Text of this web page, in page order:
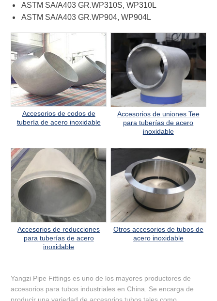
ASTM SA/A403 GR.WP310S, WP310L
ASTM SA/A403 GR.WP904, WP904L
Accesorios de codos de
tubería de acero inoxidable
Accesorios de uniones Tee
para tuberías de acero
inoxidable
Accesorios de reducciones
para tuberías de acero
inoxidable
Otros accesorios de tubos de
acero inoxidable
Yangzi Pipe Fittings es uno de los mayores productores de
accesorios para tubos industriales en China. Se encarga de
producir una variedad de accesorios tubos tales como